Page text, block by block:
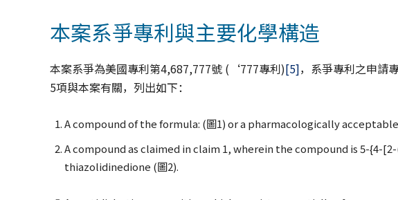
本案系爭專利與主要化學構造
本案系爭為美國專利第4,687,777號 (‘777專利)[5]，系爭專利之申請
5項與本案有關，列出如下：
A compound of the formula: (圖1) or a pharmacologically
A compound as claimed in claim 1, wherein the compound is 5-{4-
thiazolidinedione (圖2).